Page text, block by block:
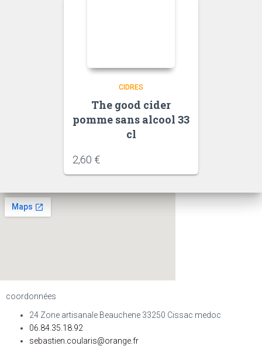
CIDRES
The good cider
pomme sans alcool 33
cl
2,60 €
coordonnées
24 Zone artisanale Beauchene 33250 Cissac medoc
06.84.35.18.92
sebastien.coularis@orange.fr